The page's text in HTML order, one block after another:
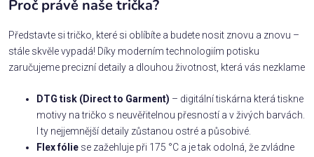
Proč právě naše trička?
Představte si tričko, které si oblíbíte a budete nosit znovu a znovu –
stále skvěle vypadá! Díky moderním technologiím potisku
zaručujeme precizní detaily a dlouhou životnost, která vás nezklame
DTG tisk (Direct to Garment) – digitální tiskárna která tiskne
motivy na tričko s neuvěřitelnou přesností a v živých barvách.
I ty nejjemnější detaily zůstanou ostré a působivé.
Flex fólie se zažehluje při 175 °C a je tak odolná, že zvládne